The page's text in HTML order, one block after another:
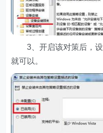
3、开启该对策后，设
就可以。